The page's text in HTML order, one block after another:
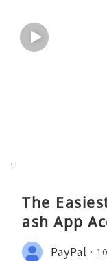
The
ash App
PayPal